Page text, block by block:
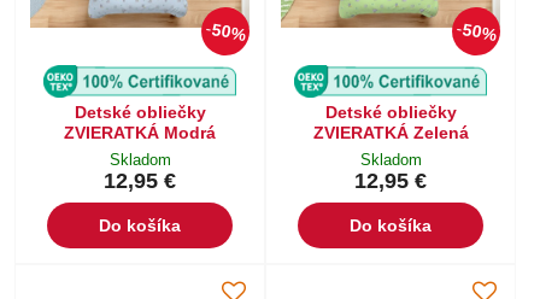
50%
Detské obliečky
ZVIERATKÁ Modrá
Skladom
12,95 €
Do košíka
50%
Detské obliečky
ZVIERATKÁ Zelená
Skladom
12,95 €
Do košíka